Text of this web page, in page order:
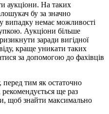
аукціони. На таких
бу за значно
немає можливості
Аукціони більше
заради вигідної
краще уникати таких
за допомогою до фахівців
перед тим як остаточно
ще раз
щоб знайти максимально